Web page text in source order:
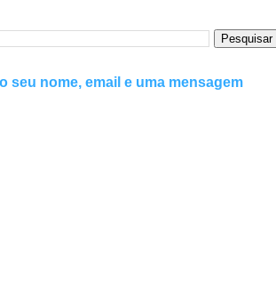
seu nome, email e uma mensagem